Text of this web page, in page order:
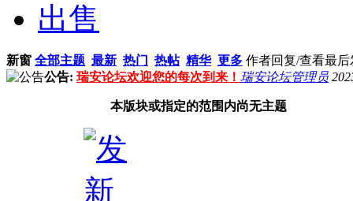
出售
新窗 全部主题 最新 热门 热帖 精华 更多 作者回复/查看最后
公告: 瑞安论坛欢迎您的每次到来！ 瑞安论坛管理员
本版块或指定的范围内尚无主题